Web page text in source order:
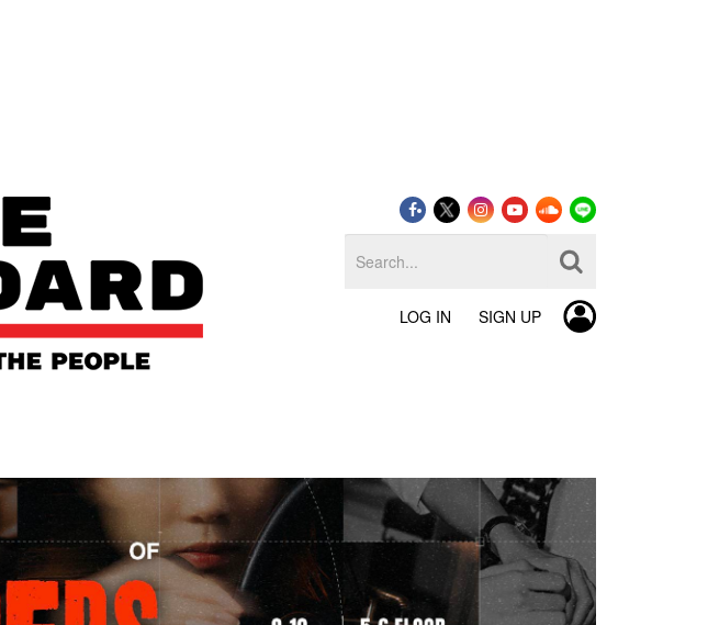
LOG IN SIGN UP